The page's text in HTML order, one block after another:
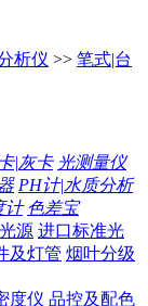
析仪 >> 笔式|台
|灰卡 光测量仪
PH计|水质分析
计 色差宝
源 进口标准光
及灯管 烟叶分级
度仪 品控及配色